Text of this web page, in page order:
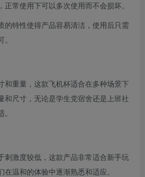
正常使用下可以多次使用而不会损坏。
的特性使得产品容易清洁，使用后只需
和重量，这款飞机杯适合在多种场景下
和尺寸，无论是学生党宿舍还是上班社
刺激度较低，这款产品非常适合新手玩
在温和的体验中逐渐熟悉和适应。